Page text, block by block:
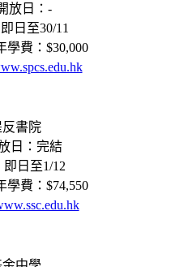
放日：-
日至30/11
學費：$30,000
書院
日：完結
日至1/12
學費：$74,550